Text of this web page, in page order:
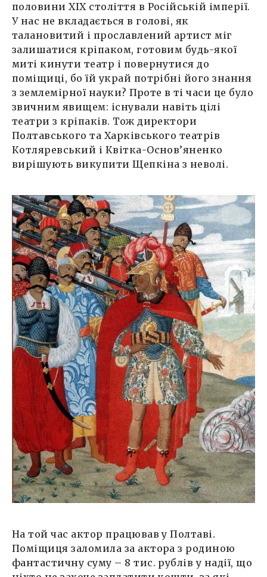
половини ХІХ століття в Російській імперії.
У нас не вкладається в голові, як
талановитий і прославлений артист міг
залишатися кріпаком, готовим будь-якої
миті кинути театр і повернутися до
поміщиці, бо їй украй потрібні його знання
з землемірної науки? Проте в ті часи це було
звичним явищем: існували навіть цілі
театри з кріпаків. Тож директори
Полтавського та Харківського театрів
Котляревський і Квітка-Основ’яненко
вирішують викупити Щепкіна з неволі.
На той час актор працював у Полтаві.
Поміщиця заломила за актора з родиною
фантастичну суму – 8 тис. рублів у надії, що